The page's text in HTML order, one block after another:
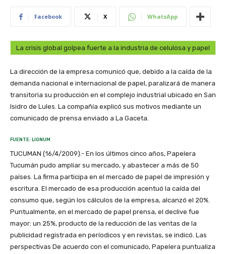
Facebook X WhatsApp
La crisis global golpea fuerte a la industria de celulosa y papel
La dirección de la empresa comunicó que, debido a la caída de la
demanda nacional e internacional de papel, paralizará de manera
transitoria su producción en el complejo industrial ubicado en San
Isidro de Lules. La compañía explicó sus motivos mediante un
comunicado de prensa enviado a La Gaceta.
FUENTE: LIGNUM
TUCUMAN (16/4/2009).- En los últimos cinco años, Papelera
Tucumán pudo ampliar su mercado, y abastecer a más de 50
países. La firma participa en el mercado de papel de impresión y
escritura. El mercado de esa producción acentuó la caída del
consumo que, según los cálculos de la empresa, alcanzó el 20%.
Puntualmente, en el mercado de papel prensa, el declive fue
mayor: un 25%, producto de la reducción de las ventas de la
publicidad registrada en períodicos y en revistas, se indicó. Las
perspectivas De acuerdo con el comunicado, Papelera puntualiza